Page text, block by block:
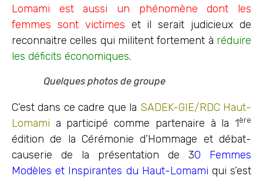
Lomami est aussi un phénomène dont les
femmes sont victimes et il serait judicieux de
reconnaitre celles qui militent fortement à réduire
les déficits économiques.
Quelques photos de groupe
C’est dans ce cadre que la SADEK-GIE/RDC Haut-
Lomami a participé comme partenaire à la 1ère
édition de la Cérémonie d’Hommage et débat-
causerie de la présentation de 30 Femmes
Modèles et Inspirantes du Haut-Lomami qui s’est